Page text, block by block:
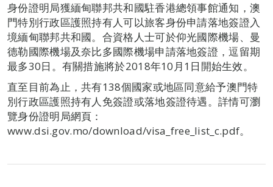
身份證明局獲緬甸聯邦共和國駐香港總領事館通知，澳
門特別行政區護照持有人可以旅客身份申請落地簽證入
境緬甸聯邦共和國。合資格人士可於仰光國際機場、曼
德勒國際機場及奈比多國際機場申請落地簽證，逗留期
最多30日。有關措施將於2018年10月1日開始生效。
直至目前為止，共有138個國家或地區同意給予澳門特
別行政區護照持有人免簽證或落地簽證待遇。詳情可瀏
覽身份證明局網頁：
www.dsi.gov.mo/download/visa_free_list_c.pdf。